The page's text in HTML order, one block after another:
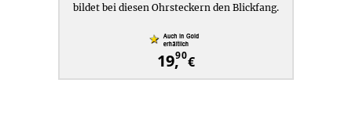
bildet bei diesen Ohrsteckern den Blickfang.
19,90€